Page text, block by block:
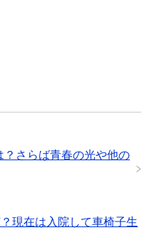
さらば青春の光や他の
現在は入院して車椅子生